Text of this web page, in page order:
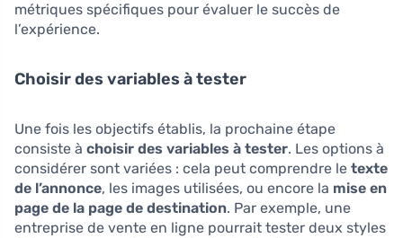
métriques spécifiques pour évaluer le succès de
l’expérience.
Choisir des variables à tester
Une fois les objectifs établis, la prochaine étape
consiste à choisir des variables à tester. Les options à
considérer sont variées : cela peut comprendre le texte
de l’annonce, les images utilisées, ou encore la mise en
page de la page de destination. Par exemple, une
entreprise de vente en ligne pourrait tester deux styles